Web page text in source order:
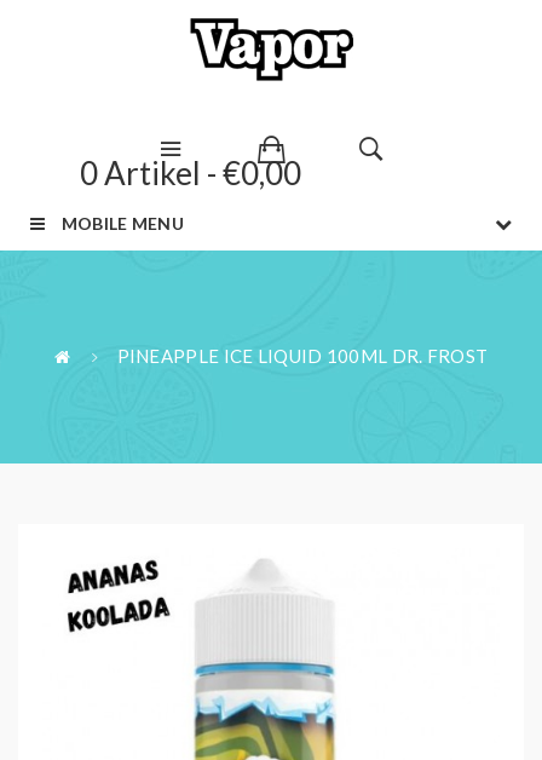
0 Artikel - €0,00
MOBILE MENU
PINEAPPLE ICE LIQUID 100ML DR. FROST